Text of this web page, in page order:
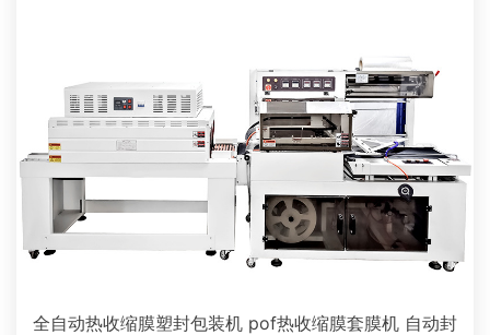
全自动热收缩膜塑封包装机 pof热收缩膜套膜机 自动封